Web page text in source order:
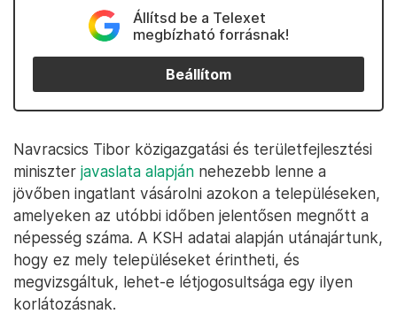
Állítsd be a Telexet
megbízható forrásnak!
Beállítom
Navracsics Tibor közigazgatási és területfejlesztési
miniszter javaslata alapján nehezebb lenne a
jövőben ingatlant vásárolni azokon a településeken,
amelyeken az utóbbi időben jelentősen megnőtt a
népesség száma. A KSH adatai alapján utánajártunk,
hogy ez mely településeket érintheti, és
megvizsgáltuk, lehet-e létjogosultsága egy ilyen
korlátozásnak.